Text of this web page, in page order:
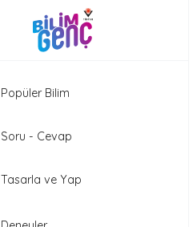
Popüler Bilim
Soru - Cevap
Tasarla ve Yap